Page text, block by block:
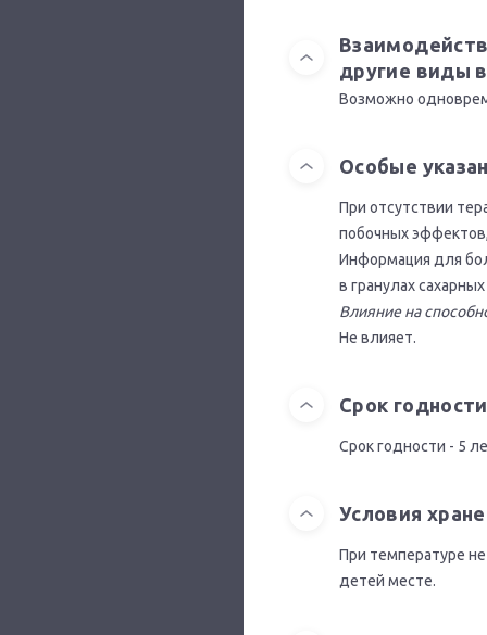
другие виды
Возможно
Особые
При отсутствии
побочных
Информация для
в гранулах
Влияние на
Не влияет.
Срок годности
Срок годности - 5
Условия
При температуре
детей месте.